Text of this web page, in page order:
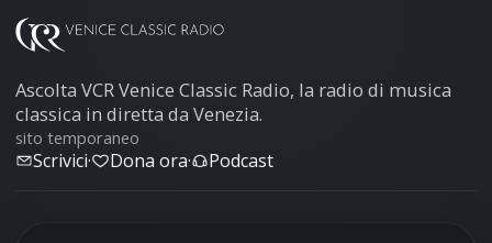
Ascolta VCR Venice Classic Radio, la radio di musica
classica in diretta da Venezia.
sito temporaneo
Scrivici· Dona ora· Podcast